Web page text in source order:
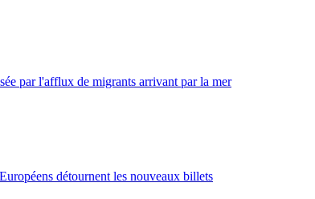
par l'afflux de migrants arrivant par la mer
détournent les nouveaux billets